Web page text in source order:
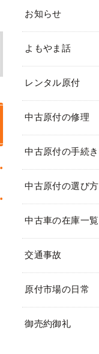
お知らせ
よもやま話
レンタル原付
中古原付の修理
中古原付の手続き
中古原付の選び方
中古車の在庫一覧
交通事故
原付市場の日常
御売約御礼